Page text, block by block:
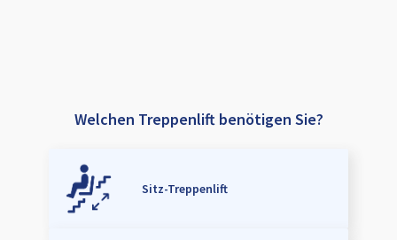
Welchen Treppenlift benötigen Sie?
Sitz-Treppenlift